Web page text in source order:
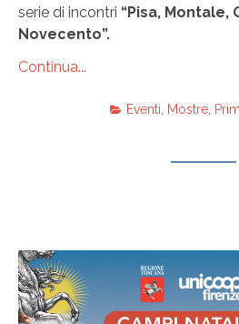
serie di incontri “Pisa, Montale,
Novecento”.
Continua...
Eventi Mostre